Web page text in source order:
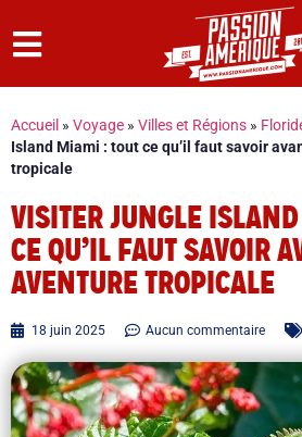
Accueil » Voyage » Villes et Régions »
Island Miami : tout ce qu’il faut savoir
tropicale
VISITER JUNGLE
CE QU’IL FAUT SAVOIR
AVENTURE TROPICALE
18 juin 2025 Aucun commentaire